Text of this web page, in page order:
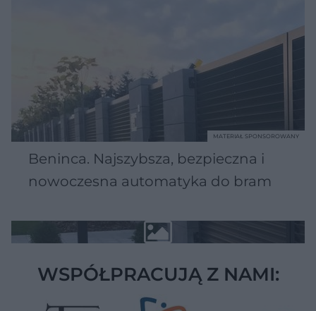
Beninca. Najszybsza, bezpieczna i
nowoczesna automatyka do bram
MATERIAŁ SPONSOROWANY
WSPÓŁPRACUJĄ Z NAMI: